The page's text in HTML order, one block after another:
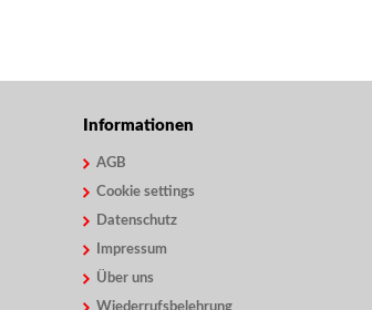
Informationen
AGB
Cookie settings
Datenschutz
Impressum
Über uns
Wiederrufsbelehrung